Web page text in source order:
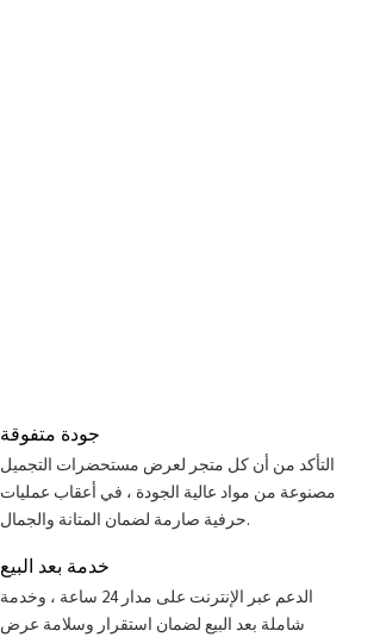
جودة متفوقة
التأكد من أن كل متجر لعرض مستحضرات التجميل
مصنوعة من مواد عالية الجودة ، في أعقاب عمليات
حرفية صارمة لضمان المتانة والجمال.
خدمة بعد البيع
الدعم عبر الإنترنت على مدار 24 ساعة ، وخدمة
شاملة بعد البيع لضمان استقرار وسلامة عرض